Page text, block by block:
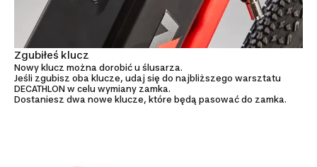
Zgubiłeś klucz
Nowy klucz można dorobić u ślusarza.
Jeśli zgubisz oba klucze, udaj się do najbliższego warsztatu
DECATHLON w celu wymiany zamka.
Dostaniesz dwa nowe klucze, które będą pasować do zamka.